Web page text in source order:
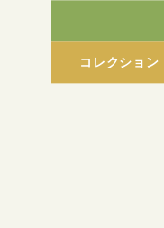
コレクション